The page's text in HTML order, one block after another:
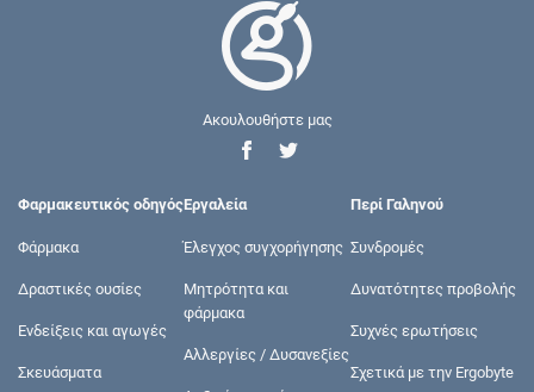
Ακουλουθήστε μας
Φαρμακευτικός οδηγός
Φάρμακα
Δραστικές ουσίες
Ενδείξεις και αγωγές
Σκευάσματα
Εργαλεία
Έλεγχος συγχορήγησης
Μητρότητα και
φάρμακα
Αλλεργίες / Δυσανεξίες
Περί Γαληνού
Συνδρομές
Δυνατότητες προβολής
Συχνές ερωτήσεις
Σχετικά με την Ergobyte